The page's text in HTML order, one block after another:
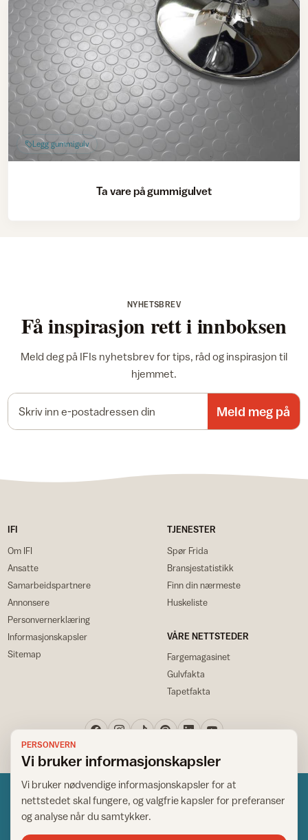
Legg gummigulv
Ta vare på gummigulvet
NYHETSBREV
Få inspirasjon rett i innboksen
Meld deg på IFIs nyhetsbrev for tips, råd og inspirasjon til
hjemmet.
Meld meg på
IFI
Om IFI
Ansatte
Samarbeidspartnere
Annonsere
Personvernerklæring
Informasjonskapsler
Sitemap
TJENESTER
Spør Frida
Bransjestatistikk
Finn din nærmeste
Huskeliste
VÅRE NETTSTEDER
Fargemagasinet
Gulvfakta
Tapetfakta
PERSONVERN
Vi bruker informasjonskapsler
Vi bruker nødvendige informasjonskapsler for at
nettstedet skal fungere, og valgfrie kapsler for preferanser
og analyse når du samtykker.